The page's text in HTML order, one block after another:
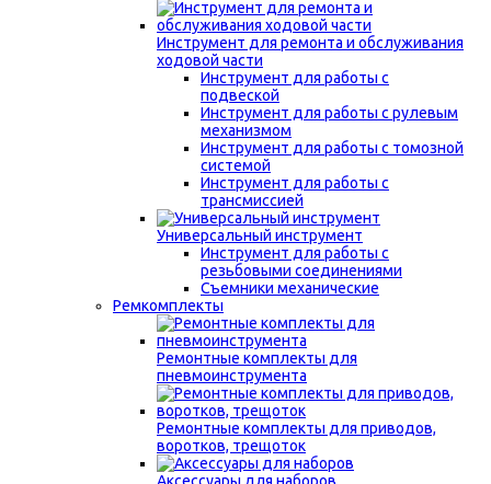
Инструмент для ремонта и обслуживания
ходовой части
Инструмент для работы с
подвеской
Инструмент для работы с рулевым
механизмом
Инструмент для работы с томозной
системой
Инструмент для работы с
трансмиссией
Универсальный инструмент
Инструмент для работы с
резьбовыми соединениями
Съемники механические
Ремкомплекты
Ремонтные комплекты для
пневмоинструмента
Ремонтные комплекты для приводов,
воротков, трещоток